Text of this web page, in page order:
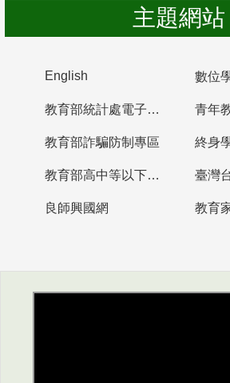
主題網站
English 數位
教育部統計處電子書櫃
教育部詐騙防制專區 終身
教育部高中等以下學校及幼兒園教師資格檢定考試
良師興國網
教育